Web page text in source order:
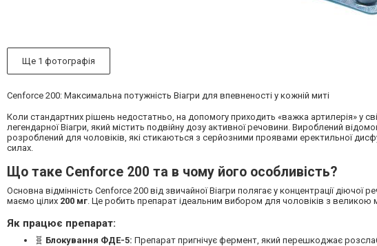
Ще 1 фотографія
Cenforce 200: Максимальна потужність Віагри для впевненості у кожній миті
Коли стандартних рішень недостатньо, на допомогу приходить «важка артилерія» у
легендарної Віагри, який містить подвійну дозу активної речовини. Вироблений
розроблений для чоловіків, які стикаються з серйозними проявами еректильної
силах.
Що таке Cenforce 200 та в чому його особливість?
Основна відмінність Cenforce 200 від звичайної Віагри полягає у концентрації
маємо цілих 200 мг . Це робить препарат ідеальним вибором для чоловіків з великою
Як працює препарат:
🧬 Блокування ФДЕ-5: Препарат пригнічує фермент, який перешкоджає